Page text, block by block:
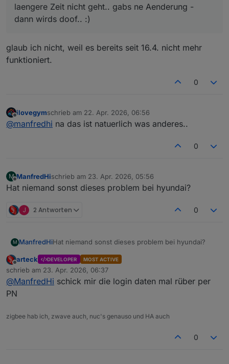
laengere Zeit nicht geht.. gabs ne Aenderung -
dann wirds doof.. :)
glaub ich nicht, weil es bereits seit 16.4. nicht mehr
funktioniert.
0
Offline
ilovegymschrieb am 22. Apr. 2026, 06:56
zuletzt editiert von
@manfredhi na das ist natuerlich was anderes..
0
M
Offline
ManfredHischrieb am 23. Apr. 2026, 05:56
zuletzt editiert von
Hat niemand sonst dieses problem bei hyundai?
J 2 Antworten 0
M ManfredHiHat niemand sonst dieses problem bei hyundai?
Offline
arteck DEVELOPER MOST ACTIVE
schrieb am 23. Apr. 2026, 06:37
zuletzt editiert von
@ManfredHi schick mir die login daten mal rüber per
PN
zigbee hab ich, zwave auch, nuc's genauso und HA auch
0